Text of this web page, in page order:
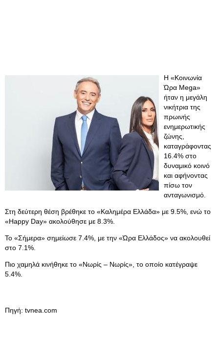
Η «Κοινωνία
Ώρα Mega»
ήταν η μεγάλη
νικήτρια της
πρωινής
ενημερωτικής
ζώνης,
καταγράφοντας
16.4% στο
δυναμικό κοινό
και αφήνοντας
πίσω τον
ανταγωνισμό.
Στη δεύτερη θέση βρέθηκε το «Καλημέρα Ελλάδα» με 9.5%, ενώ το
«Happy Day» ακολούθησε με 8.3%.
Το «Σήμερα» σημείωσε 7.4%, με την «Ώρα Ελλάδος» να ακολουθεί
στο 7.1%.
Πιο χαμηλά κινήθηκε το «Νωρίς – Νωρίς», το οποίο κατέγραψε
5.4%.
Πηγή: tvnea.com